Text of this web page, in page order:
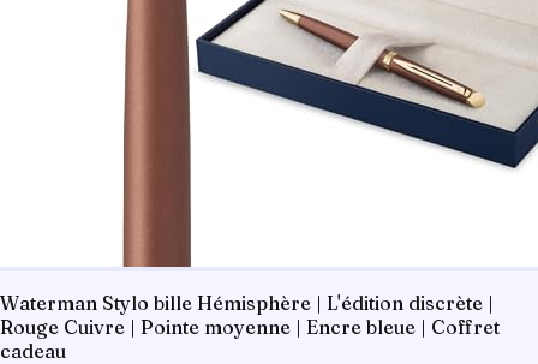
Waterman Stylo bille Hémisphère | L'édition discrète |
Rouge Cuivre | Pointe moyenne | Encre bleue | Coffret
cadeau